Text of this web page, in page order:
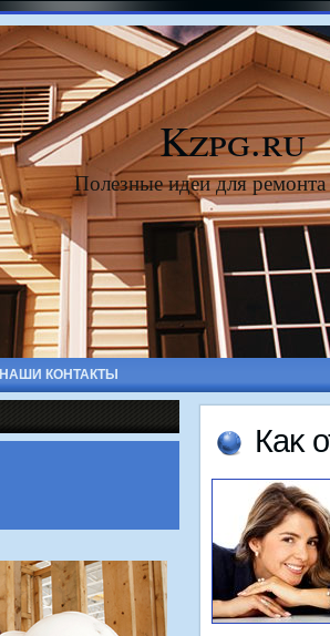
Kzpg.ru
Полезные идеи для
НАШИ КОНТАКТЫ
Каκ